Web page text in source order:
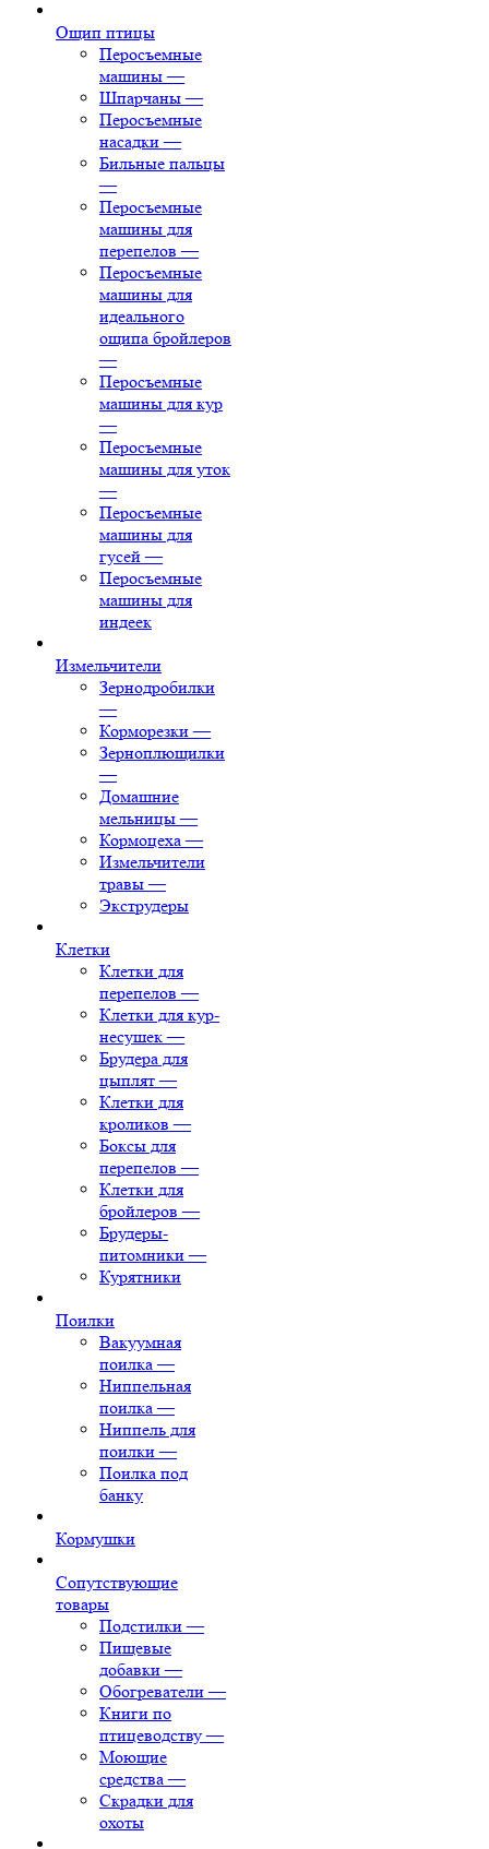
Ощип птицы
Перосъемные
машины —
Шпарчаны —
Перосъемные
насадки —
Бильные пальцы
—
Перосъемные
машины для
перепелов —
Перосъемные
машины для
идеального
ощипа бройлеров
—
Перосъемные
машины для кур
—
Перосъемные
машины для уток
—
Перосъемные
машины для
гусей —
Перосъемные
машины для
индеек
Измельчители
Зернодробилки
—
Корморезки —
Зерноплющилки
—
Домашние
мельницы —
Кормоцеха —
Измельчители
травы —
Экструдеры
Клетки
Клетки для
перепелов —
Клетки для кур-
несушек —
Брудера для
цыплят —
Клетки для
кроликов —
Боксы для
перепелов —
Клетки для
бройлеров —
Брудеры-
питомники —
Курятники
Поилки
Вакуумная
поилка —
Ниппельная
поилка —
Ниппель для
поилки —
Поилка под
банку
Кормушки
Сопутствующие
товары
Подстилки —
Пищевые
добавки —
Обогреватели —
Книги по
птицеводству —
Моющие
средства —
Скрадки для
охоты